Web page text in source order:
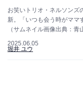
お笑いトリオ・ネルソンズ
新。「いつも会う時がママ
（サムネイル画像出典：青
2025.06.05
堀井 ユウ